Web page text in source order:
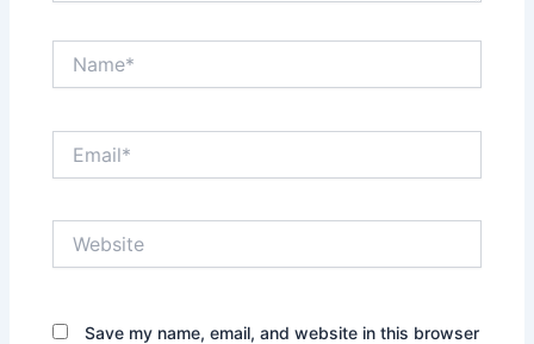
Save my name, email, and website in this browser